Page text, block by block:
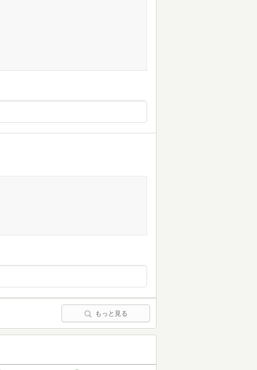
もっと見る